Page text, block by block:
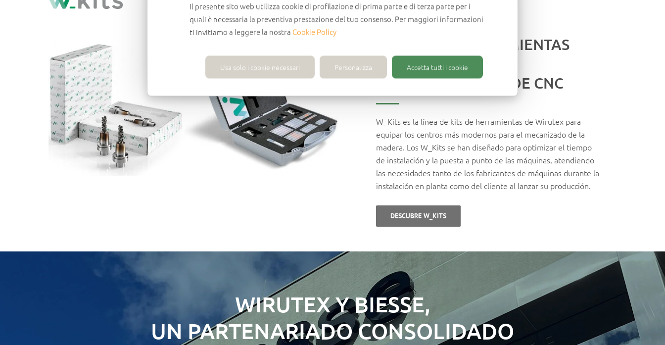
Il presente sito web utilizza cookie di profilazione di prima parte e di terza parte per i
quali è necessaria la preventiva prestazione del tuo consenso. Per maggiori informazioni
ti invitiamo a leggere la nostra Cookie Policy
Usa solo i cookie necessari Personalizza Accetta tutti i cookie
W_KITS ES LA LÍNEA
DE KITS DE HERRAMIENTAS
PARA
EL EQUIPAMIENTO DE CNC
W_Kits es la línea de kits de herramientas de Wirutex para
equipar los centros más modernos para el mecanizado de la
madera. Los W_Kits se han diseñado para optimizar el tiempo
de instalación y la puesta a punto de las máquinas, atendiendo
las necesidades tanto de los fabricantes de máquinas durante la
instalación en planta como del cliente al lanzar su producción.
DESCUBRE W_KITS
WIRUTEX Y BIESSE,
UN PARTENARIADO CONSOLIDADO